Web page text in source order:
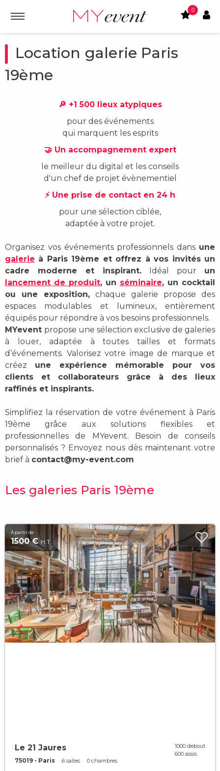
0
Location galerie Paris
19ème
🔎 +1 500 lieux atypiques
pour des événements
qui marquent les esprits
🤝 Un accompagnement expert
le meilleur du digital et les conseils
d'un chef de projet évènementiel
⚡ Une prise de contact en 24 h
pour une sélection ciblée,
adaptée à votre projet.
Organisez vos événements professionnels dans une
galerie à Paris 19ème et offrez à vos invités un
cadre moderne et inspirant. Idéal pour un
lancement de produit, un séminaire, un cocktail
ou une exposition, chaque galerie propose des
espaces modulables et lumineux, entièrement
équipés pour répondre à vos besoins professionnels.
MYevent propose une sélection exclusive de galeries
à louer, adaptée à toutes tailles et formats
d’événements. Valorisez votre image de marque et
créez une expérience mémorable pour vos
clients et collaborateurs grâce à des lieux
raffinés et inspirants.
Simplifiez la réservation de votre événement à Paris
19ème grâce aux solutions flexibles et
professionnelles de MYevent. Besoin de conseils
personnalisés ? Envoyez nous dès maintenant votre
brief à contact@my-event.com
Les galeries Paris 19ème
À partir de
1500 €H.T
Le 21 Jaures
75019 - Paris 6 salles 0 chambres
1000 debout
600 assis